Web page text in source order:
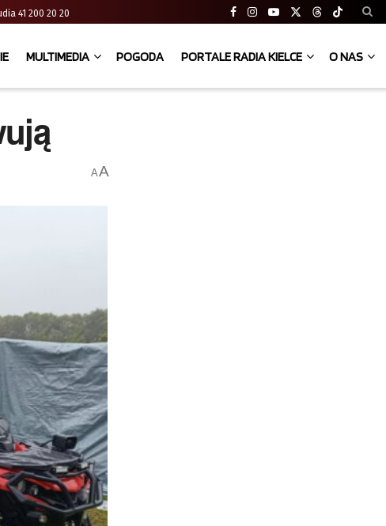
41 200 20 20
MULTIMEDIA POGODA PORTALE RADIA KIELCE O NAS
AA